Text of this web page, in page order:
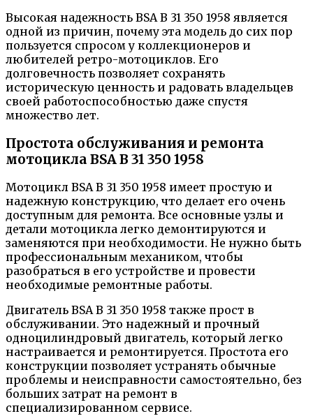
Высокая надежность BSA B 31 350 1958 является
одной из причин, почему эта модель до сих пор
пользуется спросом у коллекционеров и
любителей ретро-мотоциклов. Его
долговечность позволяет сохранять
историческую ценность и радовать владельцев
своей работоспособностью даже спустя
множество лет.
Простота обслуживания и ремонта
мотоцикла BSA B 31 350 1958
Мотоцикл BSA B 31 350 1958 имеет простую и
надежную конструкцию, что делает его очень
доступным для ремонта. Все основные узлы и
детали мотоцикла легко демонтируются и
заменяются при необходимости. Не нужно быть
профессиональным механиком, чтобы
разобраться в его устройстве и провести
необходимые ремонтные работы.
Двигатель BSA B 31 350 1958 также прост в
обслуживании. Это надежный и прочный
одноцилиндровый двигатель, который легко
настраивается и ремонтируется. Простота его
конструкции позволяет устранять обычные
проблемы и неисправности самостоятельно, без
больших затрат на ремонт в
специализированном сервисе.